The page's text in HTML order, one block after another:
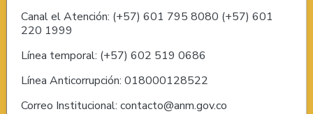
Canal el Atención: (+57) 601 795 8080 (+57) 601
220 1999
Línea temporal: (+57) 602 519 0686
Línea Anticorrupción: 018000128522
Correo Institucional: contacto@anm.gov.co